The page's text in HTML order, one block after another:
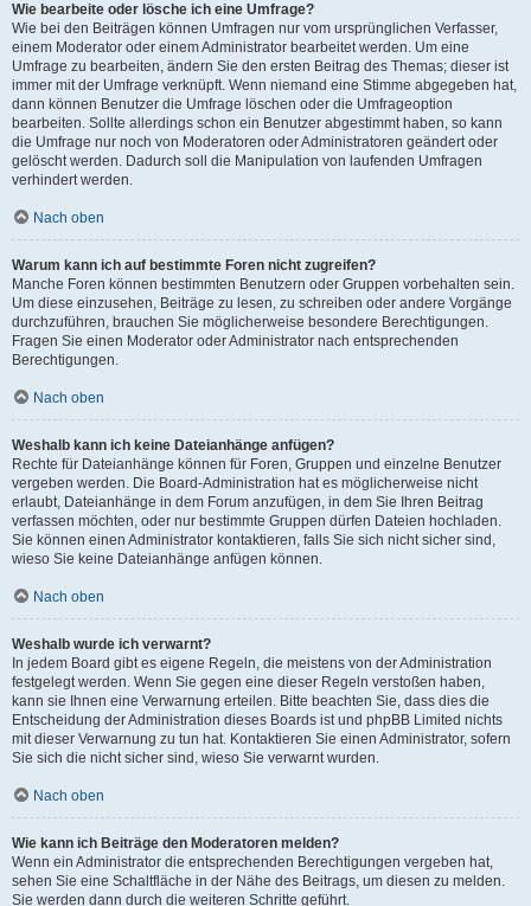
Wie bearbeite oder lösche ich eine Umfrage?
Wie bei den Beiträgen können Umfragen nur vom ursprünglichen Verfasser,
einem Moderator oder einem Administrator bearbeitet werden. Um eine
Umfrage zu bearbeiten, ändern Sie den ersten Beitrag des Themas; dieser ist
immer mit der Umfrage verknüpft. Wenn niemand eine Stimme abgegeben hat,
dann können Benutzer die Umfrage löschen oder die Umfrageoption
bearbeiten. Sollte allerdings schon ein Benutzer abgestimmt haben, so kann
die Umfrage nur noch von Moderatoren oder Administratoren geändert oder
gelöscht werden. Dadurch soll die Manipulation von laufenden Umfragen
verhindert werden.
Nach oben
Warum kann ich auf bestimmte Foren nicht zugreifen?
Manche Foren können bestimmten Benutzern oder Gruppen vorbehalten sein.
Um diese einzusehen, Beiträge zu lesen, zu schreiben oder andere Vorgänge
durchzuführen, brauchen Sie möglicherweise besondere Berechtigungen.
Fragen Sie einen Moderator oder Administrator nach entsprechenden
Berechtigungen.
Nach oben
Weshalb kann ich keine Dateianhänge anfügen?
Rechte für Dateianhänge können für Foren, Gruppen und einzelne Benutzer
vergeben werden. Die Board-Administration hat es möglicherweise nicht
erlaubt, Dateianhänge in dem Forum anzufügen, in dem Sie Ihren Beitrag
verfassen möchten, oder nur bestimmte Gruppen dürfen Dateien hochladen.
Sie können einen Administrator kontaktieren, falls Sie sich nicht sicher sind,
wieso Sie keine Dateianhänge anfügen können.
Nach oben
Weshalb wurde ich verwarnt?
In jedem Board gibt es eigene Regeln, die meistens von der Administration
festgelegt werden. Wenn Sie gegen eine dieser Regeln verstoßen haben,
kann sie Ihnen eine Verwarnung erteilen. Bitte beachten Sie, dass dies die
Entscheidung der Administration dieses Boards ist und phpBB Limited nichts
mit dieser Verwarnung zu tun hat. Kontaktieren Sie einen Administrator, sofern
Sie sich die nicht sicher sind, wieso Sie verwarnt wurden.
Nach oben
Wie kann ich Beiträge den Moderatoren melden?
Wenn ein Administrator die entsprechenden Berechtigungen vergeben hat,
sehen Sie eine Schaltfläche in der Nähe des Beitrags, um diesen zu melden.
Sie werden dann durch die weiteren Schritte geführt.